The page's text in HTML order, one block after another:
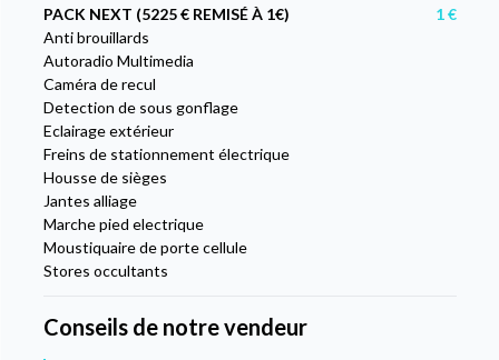
PACK NEXT (5225 € REMISÉ À 1€)
1 €
Anti brouillards
Autoradio Multimedia
Caméra de recul
Detection de sous gonflage
Eclairage extérieur
Freins de stationnement électrique
Housse de sièges
Jantes alliage
Marche pied electrique
Moustiquaire de porte cellule
Stores occultants
Conseils de notre vendeur